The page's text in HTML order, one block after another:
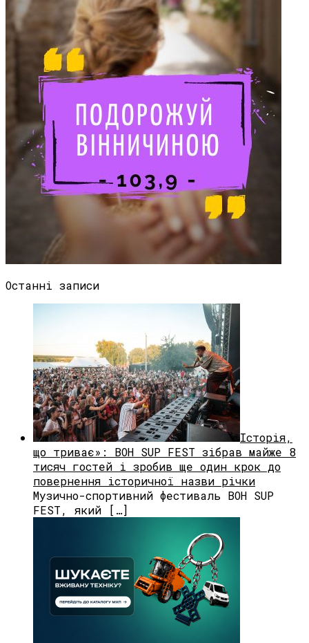
Останні записи
Історія,
що триває»: BOH SUP FEST зібрав майже 8
тисяч гостей і зробив ще один крок до
повернення історичної назви річки
Музично-спортивний фестиваль BOH SUP
FEST, який […]